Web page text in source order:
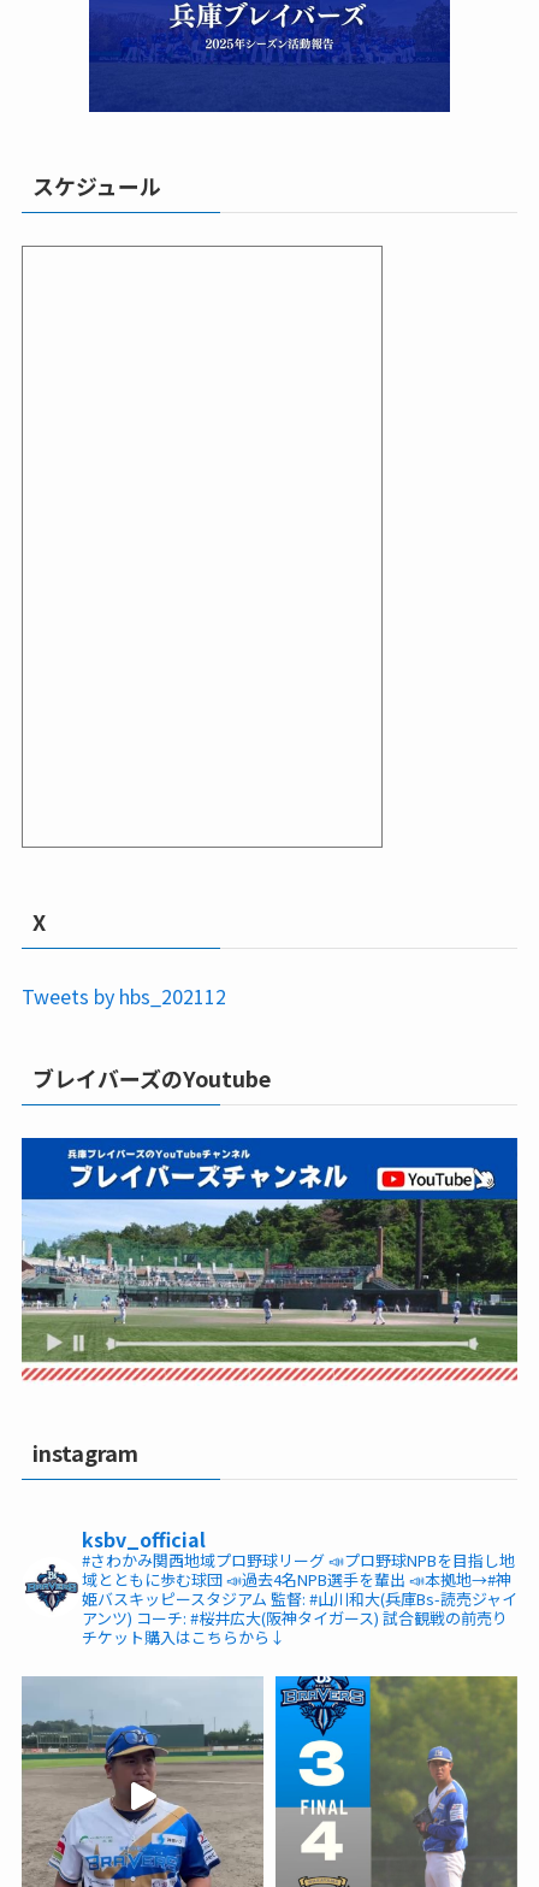
スケジュール
X
Tweets by hbs_202112
ブレイバーズのYoutube
instagram
ksbv_official
#さわかみ関西地域プロ野球リーグ📣プロ野球NPBを目指し地
域とともに歩む球団📣過去4名NPB選手を輩出 📣本拠地→#神
姫バスキッピースタジアム 監督: #山川和大(兵庫Bs-読売ジャイ
アンツ) コーチ: #桜井広大(阪神タイガース) 試合観戦の前売り
チケット購入はこちらから↓